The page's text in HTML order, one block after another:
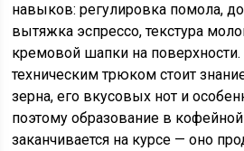
навыков: регулировка помола,
вытяжка эспрессо, текстура
кремовой шапки на
техническим трюком стоит
зерна, его вкусовых нот и
поэтому образование в
заканчивается на курсе — оно